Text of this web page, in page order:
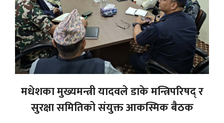
मधेशका मुख्यमन्त्री यादवले डाके मन्त्रिपरिषद् र
सुरक्षा समितिको संयुक्त आकस्मिक बैठक